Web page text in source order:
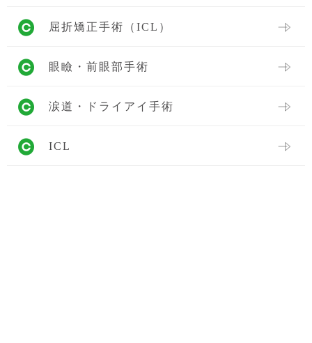
屈折矯正手術（ICL）
眼瞼・前眼部手術
涙道・ドライアイ手術
ICL